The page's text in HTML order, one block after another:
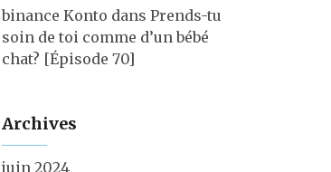
binance Konto dans Prends-tu
soin de toi comme d’un bébé
chat? [Épisode 70]
Archives
juin 2024